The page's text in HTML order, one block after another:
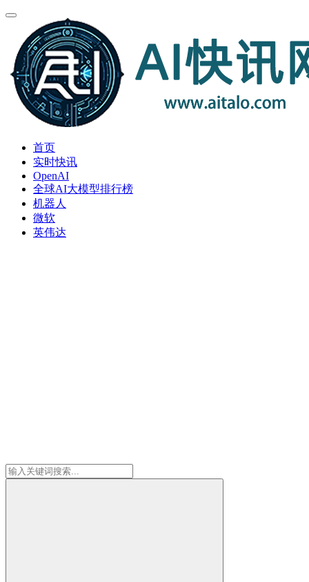
首页
实时快讯
OpenAI
全球AI大模型排行榜
机器人
微软
英伟达